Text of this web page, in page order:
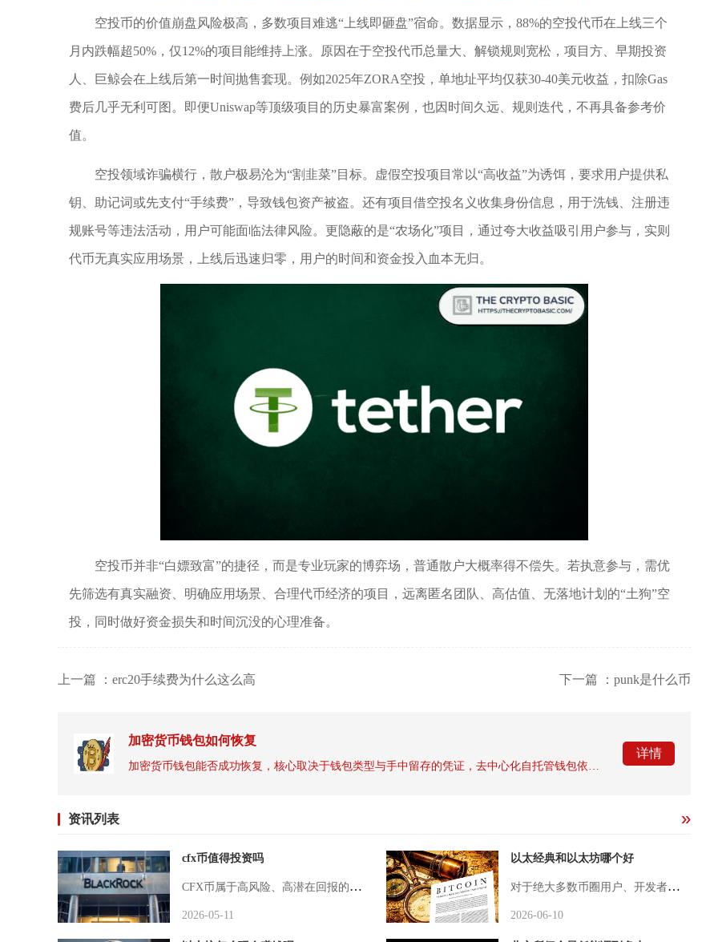
空投币的价值崩盘风险极高，多数项目难逃“上线即砸盘”宿命。数据显示，88%的空投代币在上线三个
月内跌幅超50%，仅12%的项目能维持上涨。原因在于空投代币总量大、解锁规则宽松，项目方、早期投资
人、巨鲸会在上线后第一时间抛售套现。例如2025年ZORA空投，单地址平均仅获30-40美元收益，扣除Gas
费后几乎无利可图。即便Uniswap等顶级项目的历史暴富案例，也因时间久远、规则迭代，不再具备参考价
值。
空投领域诈骗横行，散户极易沦为“割韭菜”目标。虚假空投项目常以“高收益”为诱饵，要求用户提供私
钥、助记词或先支付“手续费”，导致钱包资产被盗。还有项目借空投名义收集身份信息，用于洗钱、注册违
规账号等违法活动，用户可能面临法律风险。更隐蔽的是“农场化”项目，通过夸大收益吸引用户参与，实则
代币无真实应用场景，上线后迅速归零，用户的时间和资金投入血本无归。
空投币并非“白嫖致富”的捷径，而是专业玩家的博弈场，普通散户大概率得不偿失。若执意参与，需优
先筛选有真实融资、明确应用场景、合理代币经济的项目，远离匿名团队、高估值、无落地计划的“土狗”空
投，同时做好资金损失和时间沉没的心理准备。
上一篇 ：erc20手续费为什么这么高 下一篇 ：punk是什么币
加密货币钱包如何恢复
详情
资讯列表
cfx币值得投资吗
CFX币属于高风险、高潜在回报的投资标的，仅适合风险承受能力极强、且能长期持有的激进型投资者，普通散户需极度谨慎。截至2026年4月4日，CFX报价约0.052美元，市值约2.72亿美元，虽具备独特技术与合规优势，但生态薄弱、竞争激烈、政策依赖度高，短期难有确定性爆发，长期则取决于生态落地与合规场景拓展。Conflux作为国内少数具备合规背景的公链，核心竞争力在于技术与合规双重壁垒。其由图灵奖得主姚期智担任首席科学家，创始人龙凡为麻省理工博士，团队学术背景顶尖，研发实力可靠。
2026-05-11
以太经典和以太坊哪个好
对于绝大多数币圈用户、开发者与投资者而言，以太坊（ETH）整体远优于以太经典（ETC），仅在坚守“代码即法律”、PoW挖矿与去中心化原教旨主义的小众场景下，ETC才有不可替代的价值。两者的分野始于2016年的DAO黑客事件，当时以太坊社区为挽回损失选择硬分叉回滚，诞生了如今的ETH；而坚持“链上历史不可篡改”的少数派继续维护原链，形成ETC。从核心理念看，ETH奉行务实进化，通过社区共识灵活升级、修复漏洞、优化性能；ETC则坚守“代码即法律”，拒绝为外部事件回滚链上数据，更看
2026-06-10